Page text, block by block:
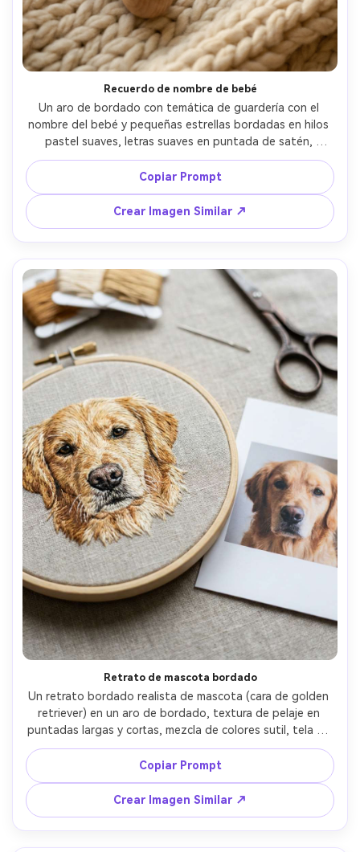
Recuerdo de nombre de bebé
Un aro de bordado con temática de guardería con el
nombre del bebé y pequeñas estrellas bordadas en hilos
pastel suaves, letras suaves en puntada de satén,
pequeños acentos de nudo francés, sobre manta tejida
con sonajero de madera, luz cálida de ventana, tomada
con Sony A7IV, 50mm, profundidad de campo reducida,
ambiente acogedor y sentimental --ar 4:5
Copiar Prompt
Crear Imagen Similar ↗
Retrato de mascota bordado
Un retrato bordado realista de mascota (cara de golden
retriever) en un aro de bordado, textura de pelaje en
puntadas largas y cortas, mezcla de colores sutil, tela de
fondo limpia, junto a la foto de referencia impresa, luz
suave de día, tomada con Nikon Z7 II, 85mm, enfoque
nítido en puntadas, detalle artesanal fotorrealista --ar
4:5
Copiar Prompt
Crear Imagen Similar ↗
ilimitadas. 100 %
gratis!
Empieza Gratis→